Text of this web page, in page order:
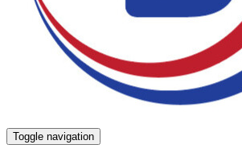
Toggle navigation